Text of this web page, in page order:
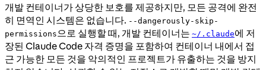
개발 컨테이너가 상당한 보호를 제공하지만, 모든 공격에 완전
히 면역인 시스템은 없습니다. --dangerously-skip-
permissions 으로 실행할 때, 개발 컨테이너는 ~/.claude에 저
장된 Claude Code 자격 증명을 포함하여 컨테이너 내에서 접
근 가능한 모든 것을 악의적인 프로젝트가 유출하는 것을 방지